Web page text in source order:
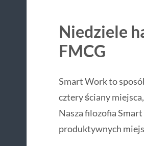
Niedziele
FMCG
Smart Work to
cztery ściany
Nasza filozofia
produktywnych